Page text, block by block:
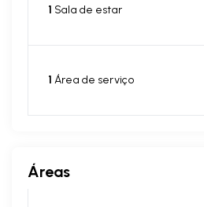
1 Sala de estar
1 Área de serviço
Áreas